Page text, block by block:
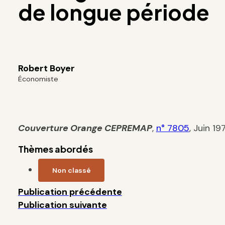
de longue période
Robert Boyer
Économiste
Couverture Orange CEPREMAP, n° 7805, Juin
Thèmes abordés
Non classé
Publication précédente
Publication suivante